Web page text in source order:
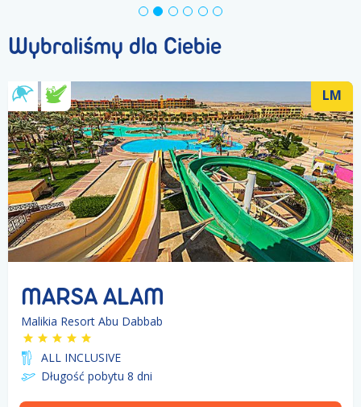
Wybraliśmy dla Ciebie
LM
MARSA ALAM
Malikia Resort Abu Dabbab
ALL INCLUSIVE
Długość pobytu 8 dni